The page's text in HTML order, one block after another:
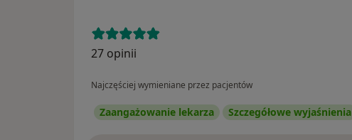
27 opinii
Najczęściej wymieniane przez pacjentów
Zaangażowanie lekarza Szczegółowe wyjaśnienia